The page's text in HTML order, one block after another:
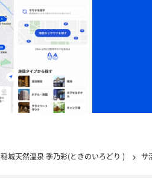
稲城天然温泉 季乃彩(ときのいろどり ) サ